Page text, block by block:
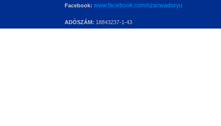
Facebook: www.facebook.com/szacwadoryu
ADÓSZÁM: 18843237-1-43